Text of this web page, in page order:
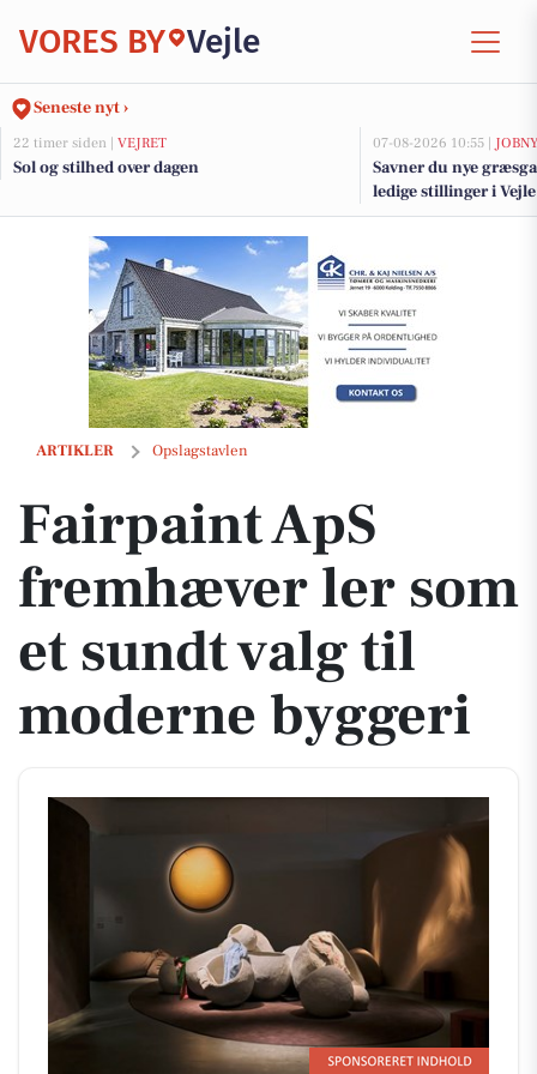
VORES BY Vejle
Seneste nyt ›
22 timer siden | VEJRET
Sol og stilhed over dagen
07-08-2026 10:55 |
Savner du nye
ledige stillinger i
ARTIKLER Opslagstavlen
Fairpaint ApS fremhæver ler som et sundt valg til moderne byggeri
Fairpaint ApS
fremhæver ler som
et sundt valg til
moderne byggeri